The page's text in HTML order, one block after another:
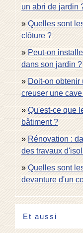
un abri de jardin
Quelles sont
clôture ?
Peut-on
dans son jardin ?
Doit-on
creuser une
Qu'est-ce que
bâtiment ?
Rénovation :
des travaux
Quelles sont
devanture d'un
Et aussi